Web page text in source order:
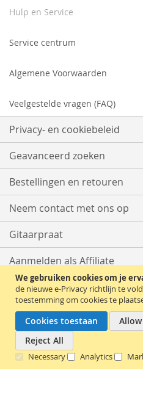
We gebruiken cookies om je
de nieuwe e-Privacy richtlijn te
toestemming om cookies te
Cookies toestaan
Reject All
Necessary Analytics
Hulp en Service
Service centrum
Algemene Voorwaarden
Veelgestelde vragen (FAQ)
Privacy- en cookiebeleid
Geavanceerd zoeken
Bestellingen en retouren
Neem contact met ons op
Gitaarpraat
Aanmelden als Affiliate
Start met Verkopen